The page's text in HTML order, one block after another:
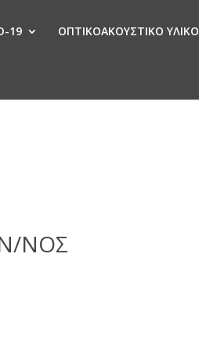
19 ΟΠΤΙΚΟΑΚΟΥΣΤΙΚΟ ΥΛΙΚΟ
ΝΟΣ